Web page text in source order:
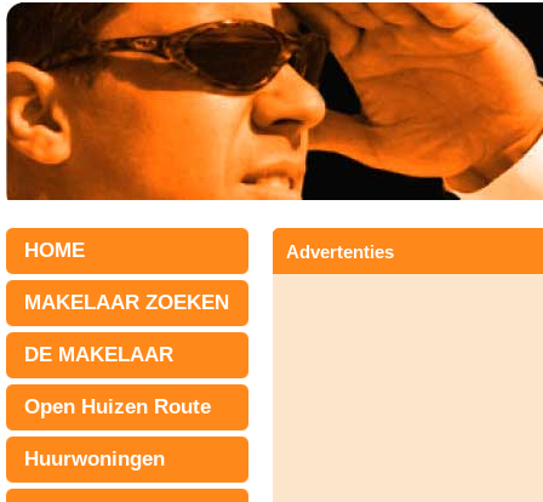
HOME
MAKELAAR ZOEKEN
DE MAKELAAR
Open Huizen Route
Huurwoningen
Advertenties